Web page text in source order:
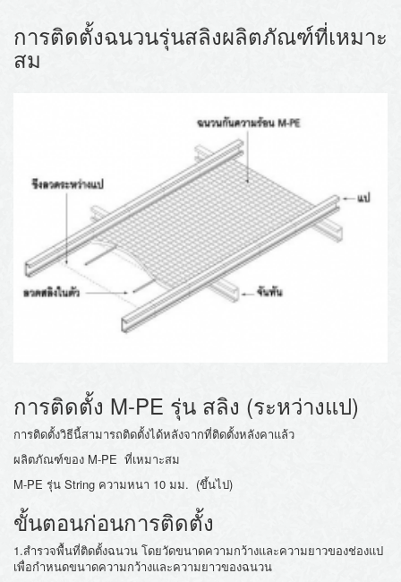
การติดตั้งฉนวนรุ่นสลิงผลิตภัณฑ์ที่เหมาะ
สม
การติดตั้ง M-PE รุ่น สลิง (ระหว่างแป)
การติดตั้งวิธีนี้สามารถติดตั้งได้หลังจากที่ติดตั้งหลังคาแล้ว
ผลิตภัณฑ์ของ M-PE ที่เหมาะสม
M-PE รุ่น String ความหนา 10 มม. (ขึ้นไป)
ขั้นตอนก่อนการติดตั้ง
1.สำรวจพื้นที่ติดตั้งฉนวน โดยวัดขนาดความกว้างและความยาวของช่องแป
เพื่อกำหนดขนาดความกว้างและความยาวของฉนวน